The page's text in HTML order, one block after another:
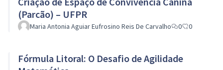
(Parcão) – UFPR
Maria Antonia Aguiar Eufrosino Reis De Carvalho 0 0
Fórmula Litoral: O Desafio de Agilidade